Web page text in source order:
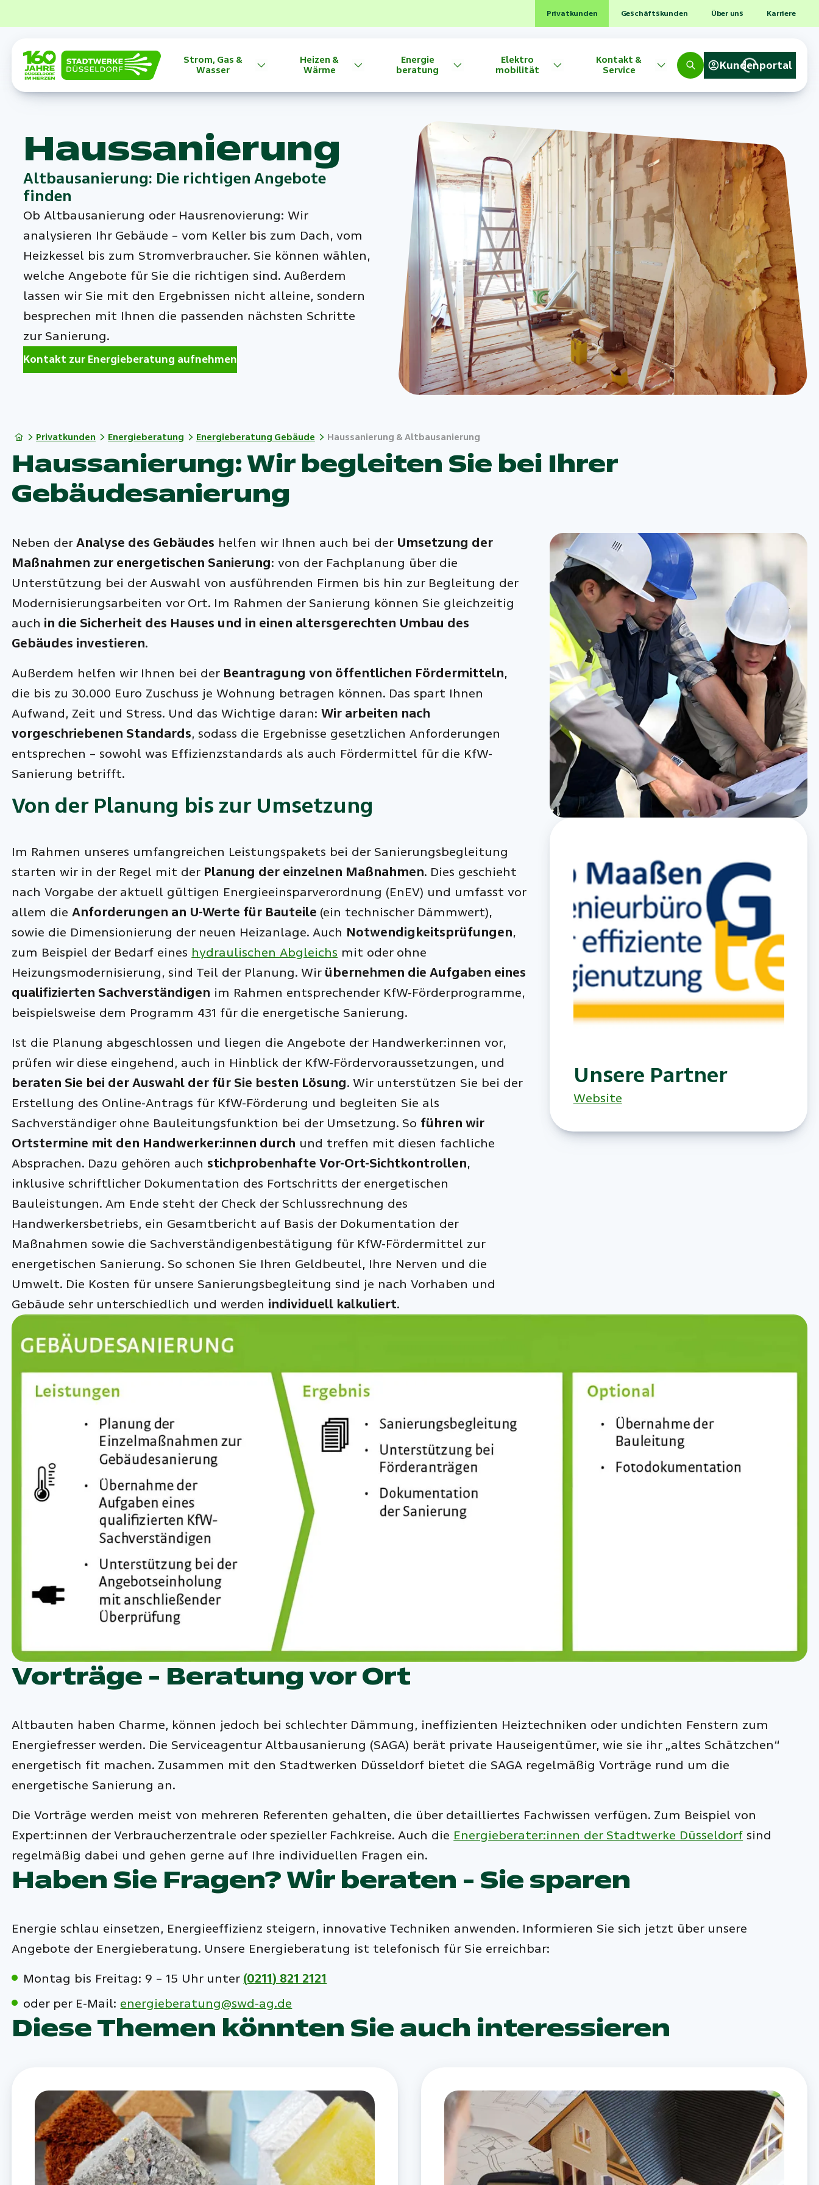
Privatkunden Geschäftskunden Über uns Karriere
Strom, Gas &
Wasser
Heizen &
Wärme
Energie
beratung
Elektro
mobilität
Kontakt &
Service
Kundenportal
Haussanierung
Altbausanierung: Die richtigen Angebote
finden
Ob Altbausanierung oder Hausrenovierung: Wir
analysieren Ihr Gebäude – vom Keller bis zum Dach, vom
Heizkessel bis zum Stromverbraucher. Sie können wählen,
welche Angebote für Sie die richtigen sind. Außerdem
lassen wir Sie mit den Ergebnissen nicht alleine, sondern
besprechen mit Ihnen die passenden nächsten Schritte
zur Sanierung.
Kontakt zur Energieberatung aufnehmen
Privatkunden Energieberatung Energieberatung Gebäude Haussanierung & Altbausanierung
Haussanierung: Wir begleiten Sie bei Ihrer
Gebäudesanierung
Neben derAnalyse des Gebäudes helfen wir Ihnen auch bei der Umsetzung der
Maßnahmen zur energetischen Sanierung: von der Fachplanung über die
Unterstützung bei der Auswahl von ausführenden Firmen bis hin zur Begleitung der
Modernisierungsarbeiten vor Ort. Im Rahmen der Sanierung können Sie gleichzeitig
auch in die Sicherheit des Hauses und in einen altersgerechten Umbau des
Gebäudes investieren.
Außerdem helfen wir Ihnen bei der Beantragung von öffentlichen Fördermitteln,
die bis zu 30.000 Euro Zuschuss je Wohnung betragen können. Das spart Ihnen
Aufwand, Zeit und Stress. Und das Wichtige daran:Wir arbeiten nach
vorgeschriebenen Standards, sodass die Ergebnisse gesetzlichen Anforderungen
entsprechen – sowohl was Effizienzstandards als auch Fördermittel für die KfW-
Sanierung betrifft.
Von der Planung bis zur Umsetzung
Im Rahmen unseres umfangreichen Leistungspakets bei der Sanierungsbegleitung
starten wir in der Regel mit der Planung der einzelnen Maßnahmen. Dies geschieht
nach Vorgabe der aktuell gültigen Energieeinsparverordnung (EnEV) und umfasst vor
allem dieAnforderungen an U-Werte für Bauteile (ein technischer Dämmwert),
sowie die Dimensionierung der neuen Heizanlage. Auch Notwendigkeitsprüfungen,
zum Beispiel der Bedarf eines hydraulischen Abgleichs mit oder ohne
Heizungsmodernisierung, sind Teil der Planung. Wir übernehmen die Aufgaben eines
qualifizierten Sachverständigen im Rahmen entsprechender KfW-Förderprogramme,
beispielsweise dem Programm 431 für die energetische Sanierung.
Ist die Planung abgeschlossen und liegen die Angebote der Handwerker:innen vor,
prüfen wir diese eingehend, auch in Hinblick der KfW-Fördervoraussetzungen, und
beraten Sie bei der Auswahl der für Sie besten Lösung. Wir unterstützen Sie bei der
Erstellung des Online-Antrags für KfW-Förderung und begleiten Sie als
Sachverständiger ohne Bauleitungsfunktion bei der Umsetzung. So führen wir
Ortstermine mit den Handwerker:innen durch und treffen mit diesen fachliche
Absprachen. Dazu gehören auch stichprobenhafte Vor-Ort-Sichtkontrollen,
inklusive schriftlicher Dokumentation des Fortschritts der energetischen
Bauleistungen. Am Ende steht der Check der Schlussrechnung des
Handwerkersbetriebs, ein Gesamtbericht auf Basis der Dokumentation der
Maßnahmen sowie die Sachverständigenbestätigung für KfW-Fördermittel zur
energetischen Sanierung. So schonen Sie Ihren Geldbeutel, Ihre Nerven und die
Umwelt. Die Kosten für unsere Sanierungsbegleitung sind je nach Vorhaben und
Gebäude sehr unterschiedlich und werden individuell kalkuliert.
Unsere Partner
Website
Vorträge - Beratung vor Ort
Altbauten haben Charme, können jedoch bei schlechter Dämmung, ineffizienten Heiztechniken oder undichten Fenstern zum
Energiefresser werden. Die Serviceagentur Altbausanierung (SAGA) berät private Hauseigentümer, wie sie ihr „altes Schätzchen“
energetisch fit machen. Zusammen mit den Stadtwerken Düsseldorf bietet die SAGA regelmäßig Vorträge rund um die
energetische Sanierung an.
Die Vorträge werden meist von mehreren Referenten gehalten, die über detailliertes Fachwissen verfügen. Zum Beispiel von
Expert:innen der Verbraucherzentrale oder spezieller Fachkreise. Auch die Energieberater:innen der Stadtwerke Düsseldorf sind
regelmäßig dabei und gehen gerne auf Ihre individuellen Fragen ein.
Haben Sie Fragen? Wir beraten - Sie sparen
Energie schlau einsetzen, Energieeffizienz steigern, innovative Techniken anwenden. Informieren Sie sich jetzt über unsere
Angebote der Energieberatung. Unsere Energieberatung ist telefonisch für Sie erreichbar:
Montag bis Freitag: 9 – 15 Uhr unter (0211) 821 2121
oder per E-Mail: energieberatung@swd-ag.de
Diese Themen könnten Sie auch interessieren